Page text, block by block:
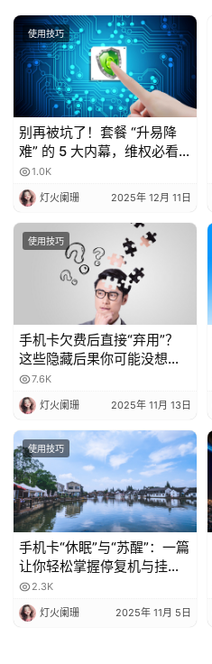
使用技巧
别再被坑了！套餐 “升易降
难” 的 5 大内幕，维权必看
💥1.0K
灯火阑珊 2025年 12月 11日
使用技巧
手机卡欠费后直接“弃用”？
这些隐藏后果你可能没想
到！
7.6K
灯火阑珊 2025年 11月 13日
使用技巧
手机卡“休眠”与“苏醒”：一篇
让你轻松掌握停复机与挂失
的科普指南
2.3K
灯火阑珊 2025年 11月 5日